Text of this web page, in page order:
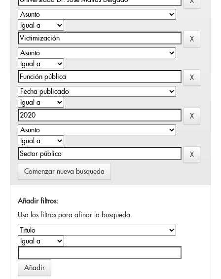
Comenzar nueva busqueda
Añadir filtros:
Usa los filtros para afinar la busqueda.